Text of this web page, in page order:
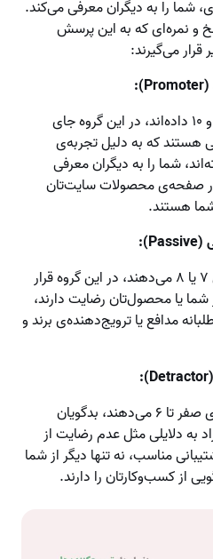
شما را به دیگران معرفی می‌کند.
و نمره‌ای که به این پرسش
می‌گیرند:
(
Promoter
):
افرادی که به این سوال نمره ۹ و ۱۰ داده‌اند، در این گروه جای
هستند که به دلیل تجربه‌‌ی
شما را به دیگران معرفی
در صفحه‌ی محصولات سایت‌تان
هستند.
(
Passive
):
افرادی که به سوال شما نمره‌ی ۷ یا ۸ می‌دهند، در این گروه قرار
یا محصول‌تان رضایت دارند،
مدافع یا ترویج‌دهنده‌ی برند و
Detractor
):
افرادی که به پرسش شما نمره‌ی صفر تا ۶ می‌دهند، بدگویان
به دلایلی مثل عدم رضایت از
مناسب، نه تنها دیگر از شما
از کسب‌وکارتان را دارند.